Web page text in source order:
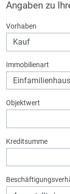
Angaben zu
Vorhaben
Immobilienart
Objektwert
Kreditsumme